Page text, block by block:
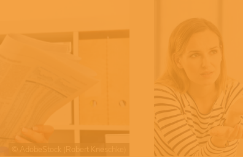
© AdobeStock (Robert Kneschke)